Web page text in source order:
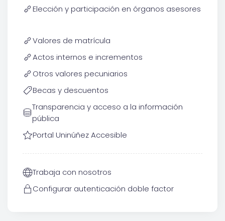
Elección y participación en órganos asesores
Valores de matrícula
Actos internos e incrementos
Otros valores pecuniarios
Becas y descuentos
Transparencia y acceso a la información
pública
Portal Uninúñez Accesible
Trabaja con nosotros
Configurar autenticación doble factor